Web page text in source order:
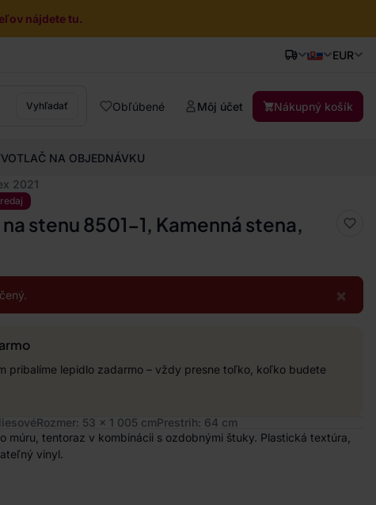
nájdete tu.
EUR
Vyhľadať Obľúbené Môj účet Nákupný košík
TLAČ NA OBJEDNÁVKU
2021
stenu 8501-1, Kamenná stena,
×
pribalíme lepidlo zadarmo – vždy presne toľko, koľko budete
Rozmer: 53 x 1 005 cmPrestrih: 64 cm
múru, tentoraz v kombinácii s ozdobnými štuky. Plastická textúra,
vinyl.